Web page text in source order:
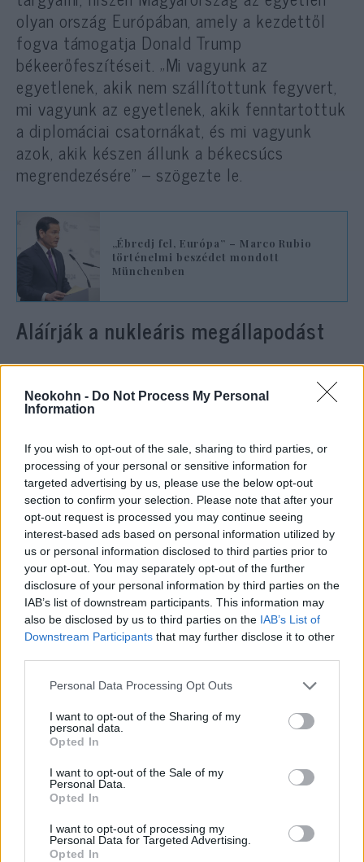
Neokohn - Do Not Process My Personal
Information
If you wish to opt-out of the sale, sharing to third parties, or
processing of your personal or sensitive information for
targeted advertising by us, please use the below opt-out
section to confirm your selection. Please note that after your
opt-out request is processed you may continue seeing
interest-based ads based on personal information utilized by
us or personal information disclosed to third parties prior to
your opt-out. You may separately opt-out of the further
disclosure of your personal information by third parties on the
IAB’s list of downstream participants. This information may
also be disclosed by us to third parties on the IAB’s List of
Downstream Participants that may further disclose it to other
Please note that this website/app uses one or more Google
not limited to your visit or usage behaviour. You may click to
grant or deny consent to Google and its third-party tags to
use your data for below specified purposes in below Google
consent section.
Personal Data Processing Opt Outs
I want to opt-out of the Sharing of my
personal data.
Opted In
I want to opt-out of the Sale of my
Personal Data.
Opted In
I want to opt-out of processing my
Personal Data for Targeted Advertising.
Opted In
olyan ország Európában, amely a kezdettől
fogva támogatja Donald Trump
békeerőfeszítéseit. „Mi vagyunk az
egyetlenek, akik nem szállítottunk fegyvert,
mi vagyunk az egyetlenek, akik fenntartottuk
a diplomáciai csatornákat, és mi vagyunk
azok, akik készen állunk a békecsúcs
megrendezésére” – szögezte le.
„Ébredj fel, Európa” – Marco Rubio
történelmi beszédet mondott
Münchenben
Aláírják a nukleáris megállapodást
Orbán Viktor a Marco Rubio amerikai
külügyminiszterrel közösen tartott
sajtótájékoztatón a
esemény elején Rubio és Szijjártó Péter aláírta
a két ország közötti atomenergia-ügyi
megállapodást, majd a miniszterelnök az
amerikai külügyminiszterrel folytatott
tárgyalását „szívélyes, baráti és komoly”
egyeztetésként írta le.
Marco Rubio az aláírási ceremóniát követő
beszédében kiemelte Donald Trump és Orbán
Viktor személyes kapcsolatának jelentőségét.
Azt mondta, az amerikai vállalatok azért
erős, a befektetéseket védő vezetést látnak
az ország élén. Hozzátette: Washington és
Budapest számos területen azért tud
hatékonyan együttműködni, mert Trump és
Orbán közötti jó viszony van. Mint
fogalmazott, a vezetők személyes